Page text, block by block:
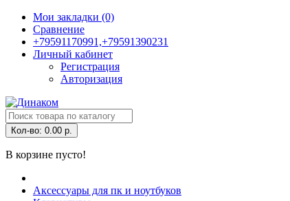
Мои закладки (0)
Сравнение
+79591170991,+79591390231
Личный кабинет
Регистрация
Авторизация
Кол-во: 0.00 р.
В корзине пусто!
Аксессуары для пк и ноутбуков